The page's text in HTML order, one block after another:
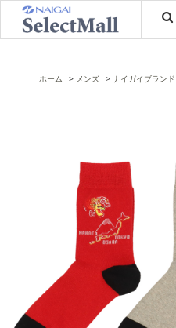
ホーム メンズ ナイガイブランド